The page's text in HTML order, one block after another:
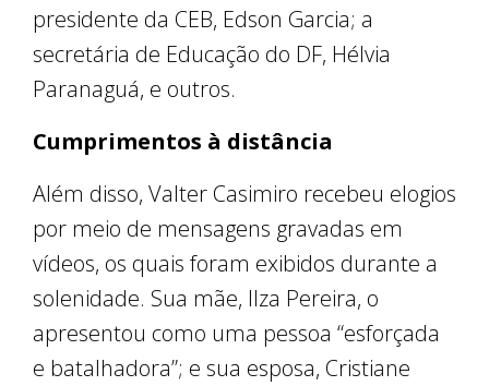
presidente da CEB, Edson Garcia; a
secretária de Educação do DF, Hélvia
Paranaguá, e outros.
Cumprimentos à distância
Além disso, Valter Casimiro recebeu elogios
por meio de mensagens gravadas em
vídeos, os quais foram exibidos durante a
solenidade. Sua mãe, Ilza Pereira, o
apresentou como uma pessoa “esforçada
e batalhadora”; e sua esposa, Cristiane